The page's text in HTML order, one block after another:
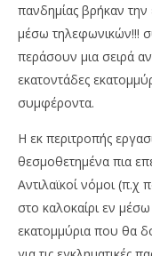
πανδημίας βρήκαν την
μέσω τηλεφωνικών!!!
περάσουν μια σειρά
εκατοντάδες
συμφέροντα.
Η εκ περιτροπής
θεσμοθετημένα πια
Αντιλαϊκοί νόμοι (π.χ
στο καλοκαίρι εν
εκατομμύρια που θα